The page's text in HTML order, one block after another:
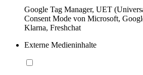
Google Tag Manager, UET
Consent Mode von Microsoft,
Klarna, Freshchat
Externe Medieninhalte